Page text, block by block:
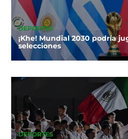
DEPORTES
¡Khe! Mundial 2030 podría
selecciones
DEPORTES